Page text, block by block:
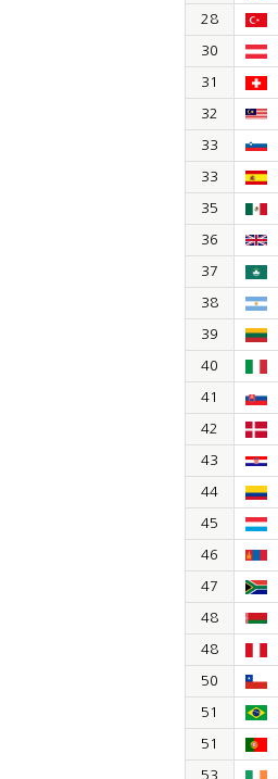
28
30
31
32
33
33
35
36
37
38
39
40
41
42
43
44
45
46
47
48
48
50
51
51
53